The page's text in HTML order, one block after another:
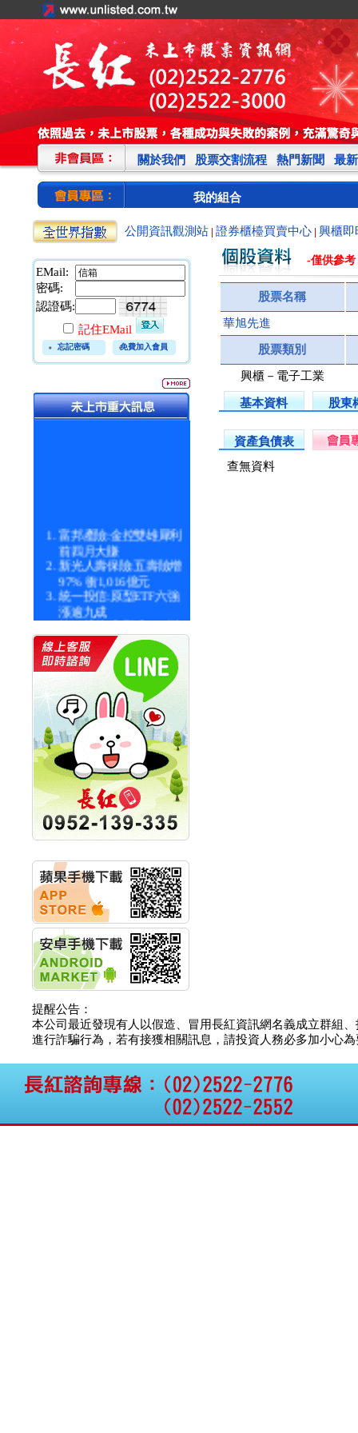
關於我們 股票交割流程 熱門新聞 最
我的組合
公開資訊觀測站 證券櫃檯買賣中心 興櫃即
EMail:
密碼:
認證碼:
記住EMail
忘記密碼 免費加入會員
富邦產險:金控雙雄犀利
前四月大賺
新光人壽保險:五壽險增
97% 衝1,016億元
統一投信:原型ETF六強
漲逾九成
統一投信:主動式ETF溢
價 被盯上
新光人壽保險:新壽Q1外
價金將達996億
宇辰系統科技:宇辰業績
創新高 啟動興櫃轉上櫃
計畫
明緯企業:明緯永續科技
競賽 以電源驅動善的力
量
秀育企業:秀育SHO-U儲
能系統 獲國內首張CNS
認證
聯博投信:聯博00404A
從容擁抱台股主流
碩通散熱股份有限公司
公告董事會通過發言人
及代理發
華旭先進:代重要子公司
碩通散熱股份有限公司
公告董事會決議發行員
工認股權
華旭先進:代重要子公司
碩通散熱股份有限公司
公告董事會追認113年
向關係
華旭先進:代重要子公司
碩通散熱股份有限公司
公告向關係人取得使用
權資產
仁新醫藥:代重要子公司
BeliteBio,Inc公告受邀參
加第27屆眼
-僅供參考
股票名稱
華旭先進
股票類別
興櫃－電子工業
基本資料 股東
資產負債表
查無資料
提醒公告：
本公司最近發現有人以假造、冒用長紅資訊網名義成立群組
進行詐騙行為，若有接獲相關訊息，請投資人務必多加小心